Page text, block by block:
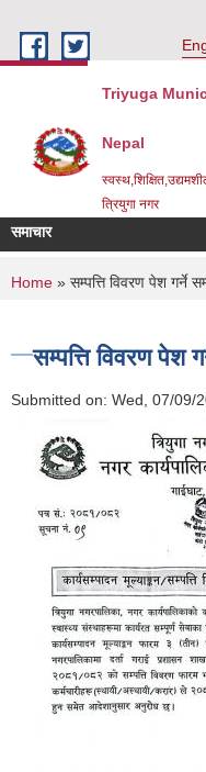
Triyuga
Nepal
त्रियुगा नगर
समाचार
You are here
Home » सम्पत्ति विवरण पेश गर्ने
सम्पत्ति विवरण पेश
Submitted on: Wed, 07/09/